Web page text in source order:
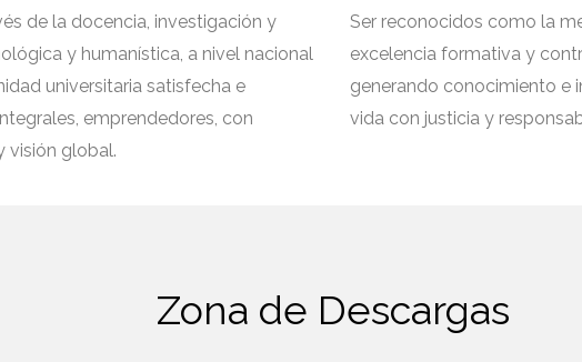
de la docencia, investigación y
y humanística, a nivel nacional
universitaria satisfecha e
emprendedores, con
visión global.
Ser reconocidos como la
excelencia formativa y
generando conocimiento e
vida con justicia y
Zona de Descargas